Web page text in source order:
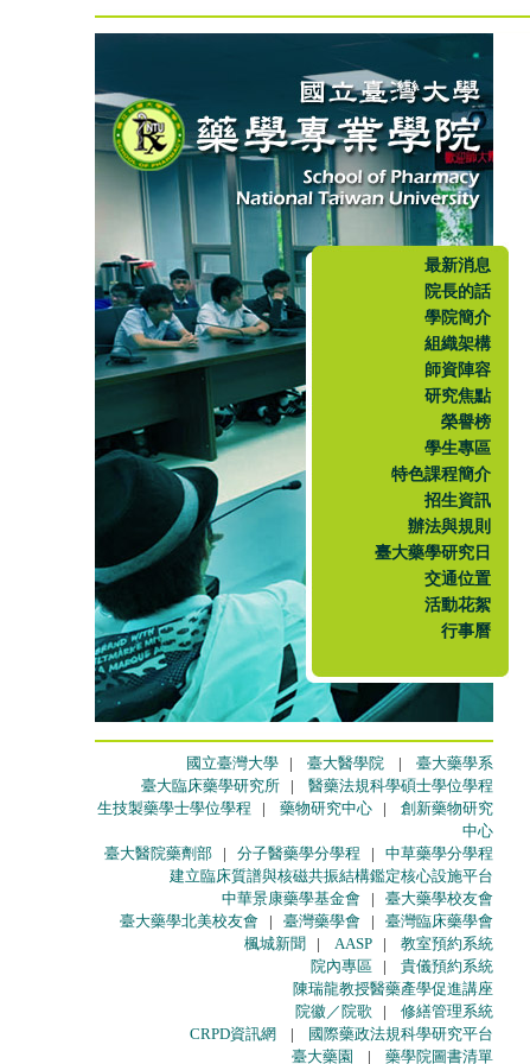
最新消息
院長的話
學院簡介
組織架構
師資陣容
研究焦點
榮譽榜
學生專區
特色課程簡介
招生資訊
辦法與規則
臺大藥學研究日
交通位置
活動花絮
行事曆
國立臺灣大學| 臺大醫學院| 臺大藥學系
臺大臨床藥學研究所| 醫藥法規科學碩士學位學程
生技製藥學士學位學程 | 藥物研究中心| 創新藥物研究
中心
臺大醫院藥劑部| 分子醫藥學分學程 | 中草藥學分學程
建立臨床質譜與核磁共振結構鑑定核心設施平台
中華景康藥學基金會| 臺大藥學校友會
臺大藥學北美校友會| 臺灣藥學會| 臺灣臨床藥學會
楓城新聞 | AASP| 教室預約系統
院內專區| 貴儀預約系統
陳瑞龍教授醫藥產學促進講座
院徽／院歌 | 修繕管理系統
CRPD資訊網 |
國際藥政法規科學研究平台
臺大藥園 | 藥學院圖書清單